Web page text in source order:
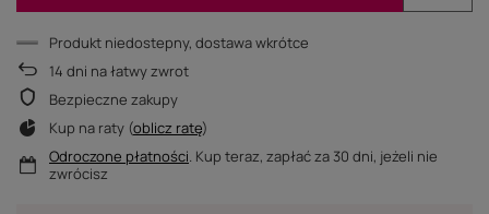
Produkt niedostepny, dostawa wkrótce
14 dni na łatwy zwrot
Bezpieczne zakupy
Kup na raty (oblicz ratę)
Odroczone płatności. Kup teraz, zapłać za 30 dni, jeżeli nie
zwrócisz